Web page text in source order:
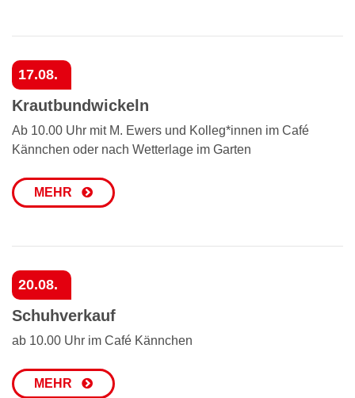
17.08.
Krautbundwickeln
Ab 10.00 Uhr mit M. Ewers und Kolleg*innen im Café
Kännchen oder nach Wetterlage im Garten
MEHR
20.08.
Schuhverkauf
ab 10.00 Uhr im Café Kännchen
MEHR